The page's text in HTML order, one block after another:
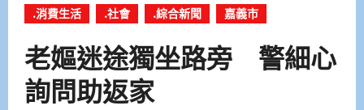
.消費生活 .社會 .綜合新聞 嘉義市
老嫗迷途獨坐路旁 警細心
詢問助返家